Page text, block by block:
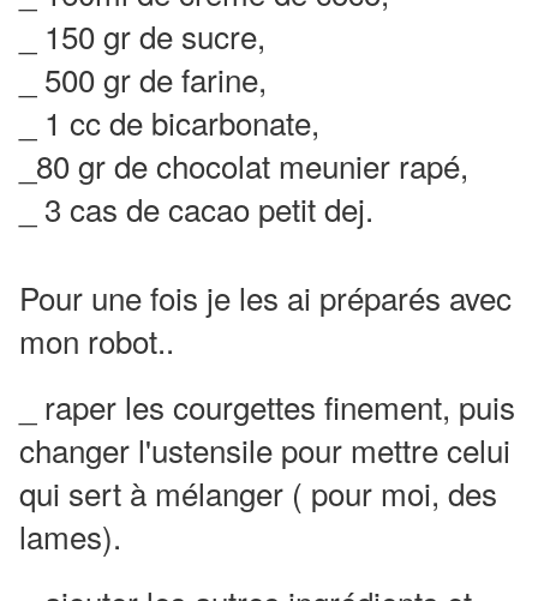
_ 150 gr de sucre,
_ 500 gr de farine,
_ 1 cc de bicarbonate,
_80 gr de chocolat meunier rapé,
_ 3 cas de cacao petit dej.
Pour une fois je les ai préparés avec
mon robot..
_ raper les courgettes finement, puis
changer l'ustensile pour mettre celui
qui sert à mélanger ( pour moi, des
lames).